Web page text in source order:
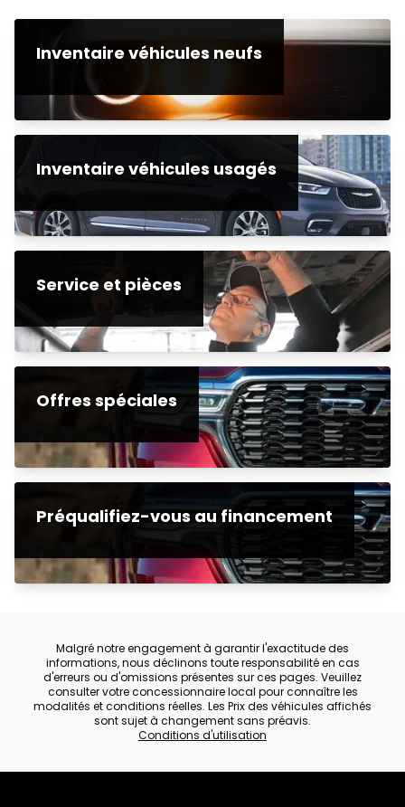
Inventaire véhicules neufs
Inventaire véhicules usagés
Service et pièces
Offres spéciales
Préqualifiez-vous au financement
Malgré notre engagement à garantir l'exactitude des
informations, nous déclinons toute responsabilité en cas
d'erreurs ou d'omissions présentes sur ces pages. Veuillez
consulter votre concessionnaire local pour connaître les
modalités et conditions réelles. Les Prix des véhicules affichés
sont sujet à changement sans préavis.
Conditions d'utilisation